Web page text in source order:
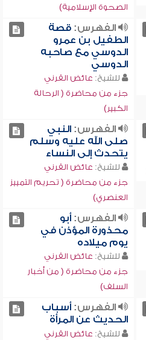
الصحوة الإسلامية)
الفهرس:قصة
الطفيل بن عمرو
الدوسي مع صاحبه
الدوسي
للشيخ: عائض القرني
جزء من محاضرة ( الرحالة
الكبير)
الفهرس:النبي
صلى الله عليه وسلم
يتحدث إلى النساء
للشيخ: عائض القرني
جزء من محاضرة ( تحريم التمييز
العنصري)
الفهرس:أبو
محذورة المؤذن في
يوم ميلاده
للشيخ: عائض القرني
جزء من محاضرة ( من أخبار
السلف)
الفهرس:أسباب
الحديث عن المرأة
للشيخ: عائض القرني